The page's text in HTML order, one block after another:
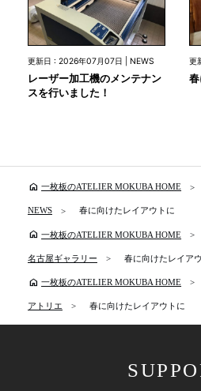
更新日 : 2026年07月07日 | NEWS
レーザー加工機のメンテナン
スを行いました！
更
home 一枚板のATELIER MOKUBA HOME
NEWS 春に向けたレイアウトに
home 一枚板のATELIER MOKUBA HOME
名古屋ギャラリー 春に向けたレイア
home 一枚板のATELIER MOKUBA HOME
アトリエ 春に向けたレイアウトに